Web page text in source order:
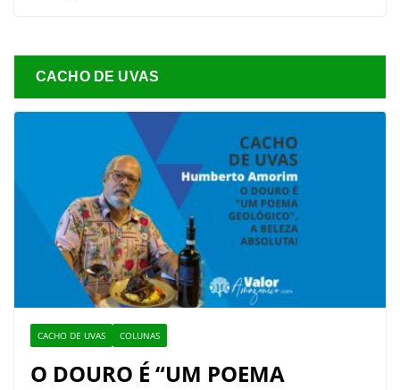
CACHO DE UVAS
CACHO DE UVAS COLUNAS
O DOURO É “UM POEMA